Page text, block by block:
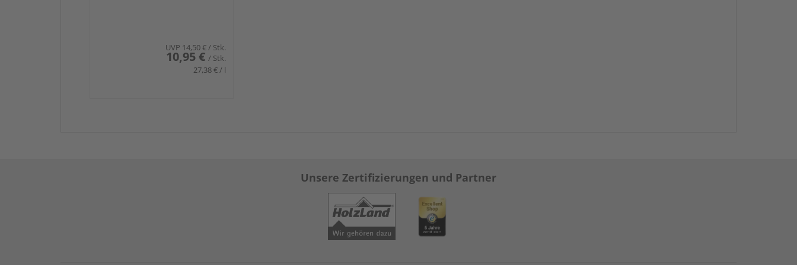
UVP 14,50 €/ Stk.
10,95 € / Stk.
27,38 € / l
Unsere Zertifizierungen und Partner